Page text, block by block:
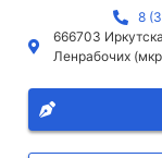
8
666703
Ленрабочих